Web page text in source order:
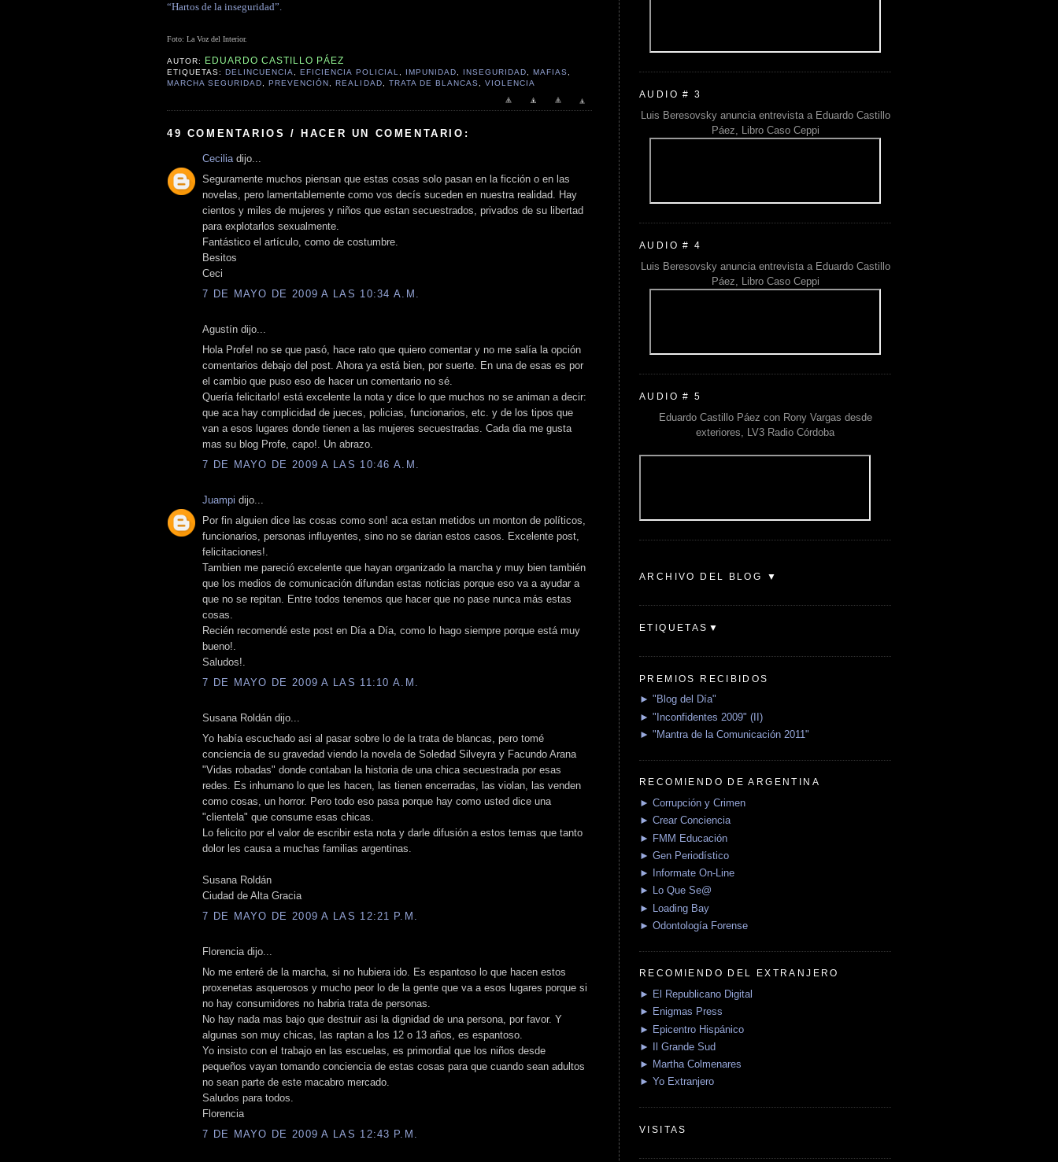
“Hartos de la inseguridad”.
Foto: La Voz del Interior.
AUTOR: EDUARDO CASTILLO PÁEZ
ETIQUETAS:DELINCUENCIA ,EFICIENCIA POLICIAL IMPUNIDAD INSEGURIDAD ,MAFIAS
MARCHA SEGURIDAD
,PREVENCIÓN ,REALIDAD TRATA DE BLANCAS VIOLENCIA
49 COMENTARIOS / HACER UN COMENTARIO:
Cecilia dijo...
Seguramente muchos piensan que estas cosas solo pasan en la ficción o en las
novelas, pero lamentablemente como vos decís suceden en nuestra realidad. Hay
cientos y miles de mujeres y niños que estan secuestrados, privados de su libertad
para explotarlos sexualmente.
Fantástico el artículo, como de costumbre.
Besitos
Ceci
7 DE MAYO DE 2009 A LAS 10:34 A.M.
Agustín dijo...
Hola Profe! no se que pasó, hace rato que quiero comentar y no me salía la opción
comentarios debajo del post. Ahora ya está bien, por suerte. En una de esas es por
el cambio que puso eso de hacer un comentario no sé.
Quería felicitarlo! está excelente la nota y dice lo que muchos no se animan a decir:
que aca hay complicidad de jueces, policias, funcionarios, etc. y de los tipos que
van a esos lugares donde tienen a las mujeres secuestradas. Cada dia me gusta
mas su blog Profe, capo!. Un abrazo.
7 DE MAYO DE 2009 A LAS 10:46 A.M.
Juampi dijo...
Por fin alguien dice las cosas como son! aca estan metidos un monton de políticos,
funcionarios, personas influyentes, sino no se darian estos casos. Excelente post,
felicitaciones!.
Tambien me pareció excelente que hayan organizado la marcha y muy bien también
que los medios de comunicación difundan estas noticias porque eso va a ayudar a
que no se repitan. Entre todos tenemos que hacer que no pase nunca más estas
cosas.
Recién recomendé este post en Día a Día, como lo hago siempre porque está muy
bueno!.
Saludos!.
7 DE MAYO DE 2009 A LAS 11:10 A.M.
Susana Roldán dijo...
Yo había escuchado asi al pasar sobre lo de la trata de blancas, pero tomé
conciencia de su gravedad viendo la novela de Soledad Silveyra y Facundo Arana
"Vidas robadas" donde contaban la historia de una chica secuestrada por esas
redes. Es inhumano lo que les hacen, las tienen encerradas, las violan, las venden
como cosas, un horror. Pero todo eso pasa porque hay como usted dice una
"clientela" que consume esas chicas.
Lo felicito por el valor de escribir esta nota y darle difusión a estos temas que tanto
dolor les causa a muchas familias argentinas.
Susana Roldán
Ciudad de Alta Gracia
7 DE MAYO DE 2009 A LAS 12:21 P.M.
Florencia dijo...
No me enteré de la marcha, si no hubiera ido. Es espantoso lo que hacen estos
proxenetas asquerosos y mucho peor lo de la gente que va a esos lugares porque si
no hay consumidores no habria trata de personas.
No hay nada mas bajo que destruir asi la dignidad de una persona, por favor. Y
algunas son muy chicas, las raptan a los 12 o 13 años, es espantoso.
Yo insisto con el trabajo en las escuelas, es primordial que los niños desde
pequeños vayan tomando conciencia de estas cosas para que cuando sean adultos
no sean parte de este macabro mercado.
Saludos para todos.
Florencia
7 DE MAYO DE 2009 A LAS 12:43 P.M.
AUDIO # 3
Luis Beresovsky anuncia entrevista a Eduardo Castillo
Páez, Libro Caso Ceppi
AUDIO # 4
Luis Beresovsky anuncia entrevista a Eduardo Castillo
Páez, Libro Caso Ceppi
AUDIO # 5
Eduardo Castillo Páez con Rony Vargas desde
exteriores, LV3 Radio Córdoba
ARCHIVO DEL BLOG ▼
ETIQUETAS▼
PREMIOS RECIBIDOS
► "Blog del Día"
► "Inconfidentes 2009" (II)
► "Mantra de la Comunicación 2011"
RECOMIENDO DE ARGENTINA
► Corrupción y Crimen
► Crear Conciencia
► FMM Educación
► Gen Periodístico
► Informate On-Line
► Lo Que Se@
► Loading Bay
► Odontología Forense
RECOMIENDO DEL EXTRANJERO
► El Republicano Digital
► Enigmas Press
► Epicentro Hispánico
► Il Grande Sud
► Martha Colmenares
► Yo Extranjero
VISITAS